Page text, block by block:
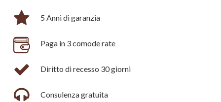
5 Anni di garanzia
Paga in 3 comode rate
Diritto di recesso 30 giorni
Consulenza gratuita